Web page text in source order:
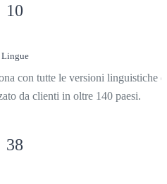
10
Lingue
con tutte le versioni linguistiche
da clienti in oltre 140 paesi.
38